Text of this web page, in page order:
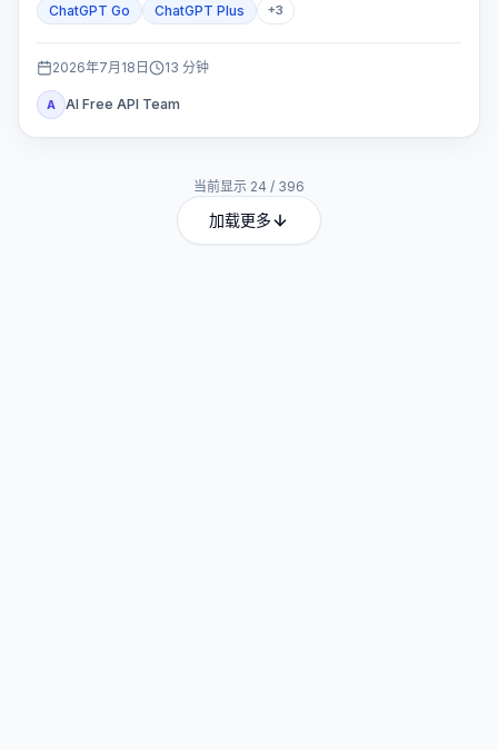
ChatGPT Go ChatGPT Plus +3
2026年7月18日 13 分钟
A AI Free API Team
当前显示 24 / 396
加载更多